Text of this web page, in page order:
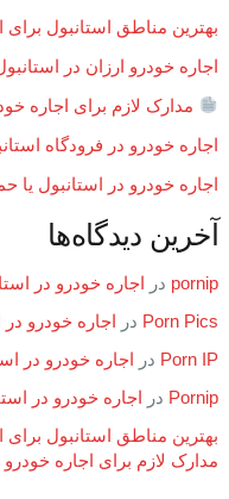
بهترین مناطق استانبول برای
اجاره خودرو ارزان در
مدارک لازم برای اجاره
اجاره خودرو در فرودگاه
اجاره خودرو در استانبول
آخرین دیدگاه‌ها
pornip در
اجاره خودرو در
Porn Pics در
اجاره خودرو
Porn IP در
اجاره خودرو در
Pornip در
اجاره خودرو در
بهترین مناطق استانبول برای
مدارک لازم برای اجاره خودرو